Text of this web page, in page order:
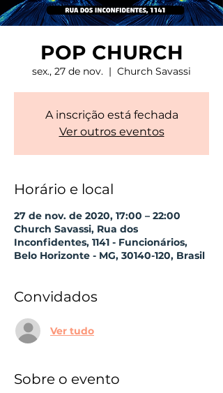
POP CHURCH
sex., 27 de nov.
  |
Church Savassi
A inscrição está fechada
Ver outros eventos
Horário e local
27 de nov. de 2020, 17:00 – 22:00
Church Savassi, Rua dos
Inconfidentes, 1141 - Funcionários,
Belo Horizonte - MG, 30140-120, Brasil
Convidados
Ver tudo
Sobre o evento